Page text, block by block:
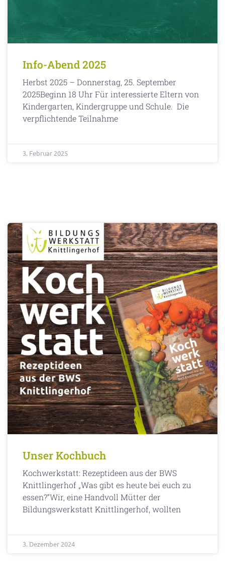
Info-Abend 2025
Herbst 2025 – Donnerstag, 25. September
2025Beginn 18 Uhr Für interessierte Eltern von
Kindergarten, Kindergruppe und Schule. Die
verpflichtende Teilnahme
3. Februar 2025
Unser Kochbuch
Kochwerkstatt: Rezeptideen aus der BWS
Knittlingerhof „Was gibt es heute bei euch zu
essen?“Wir, eine Handvoll Mütter der
Bildungswerkstatt Knittlingerhof, wollten
3. Dezember 2024